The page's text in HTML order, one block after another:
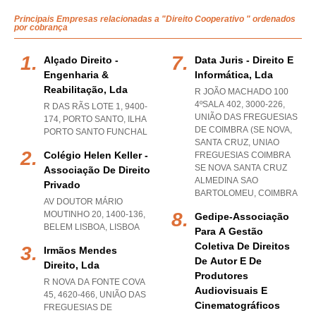
Principais Empresas relacionadas a "Direito Cooperativo " ordenados
por cobrança
Alçado Direito -
Engenharia &
Reabilitação, Lda
R DAS RÃS LOTE 1, 9400-
174, PORTO SANTO, ILHA
PORTO SANTO FUNCHAL
Colégio Helen Keller -
Associação De Direito
Privado
AV DOUTOR MÁRIO
MOUTINHO 20, 1400-136,
BELEM LISBOA, LISBOA
Irmãos Mendes
Direito, Lda
R NOVA DA FONTE COVA
45, 4620-466, UNIÃO DAS
FREGUESIAS DE
Data Juris - Direito E
Informática, Lda
R JOÃO MACHADO 100
4ºSALA 402, 3000-226,
UNIÃO DAS FREGUESIAS
DE COIMBRA (SE NOVA,
SANTA CRUZ, UNIAO
FREGUESIAS COIMBRA
SE NOVA SANTA CRUZ
ALMEDINA SAO
BARTOLOMEU, COIMBRA
Gedipe-Associação
Para A Gestão
Coletiva De Direitos
De Autor E De
Produtores
Audiovisuais E
Cinematográficos